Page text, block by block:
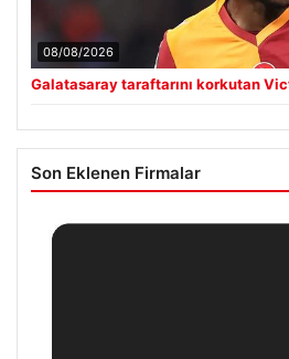
08/08/2026
Galatasaray taraftarını korkutan
Son Eklenen Firmalar